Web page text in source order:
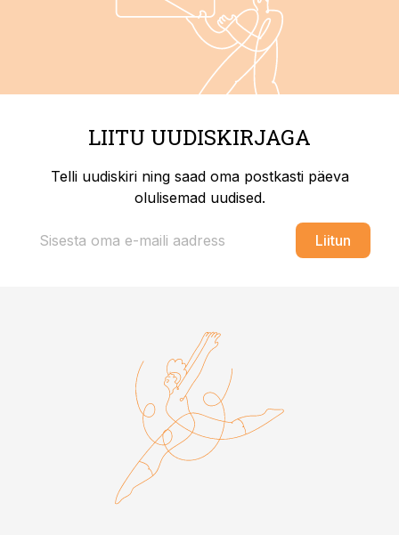
LIITU UUDISKIRJAGA
Telli uudiskiri ning saad oma postkasti päeva
olulisemad uudised.
Liitun